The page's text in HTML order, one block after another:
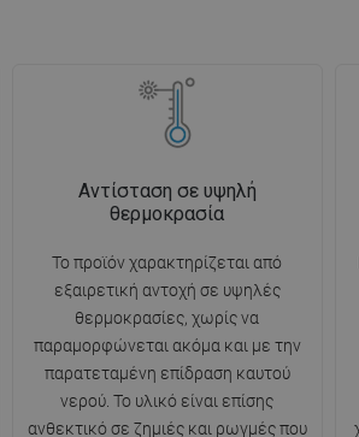
Αντίσταση σε υψηλή
θερμοκρασία
Το προϊόν χαρακτηρίζεται από
εξαιρετική αντοχή σε υψηλές
θερμοκρασίες, χωρίς να
παραμορφώνεται ακόμα και με την
παρατεταμένη επίδραση καυτού
νερού. Το υλικό είναι επίσης
ανθεκτικό σε ζημιές και ρωγμές που